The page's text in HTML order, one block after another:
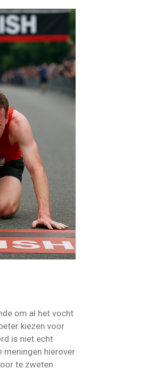
om al het vocht
kiezen voor
is niet echt
meningen hierover
te zweten